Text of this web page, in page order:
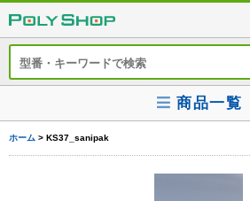
商品一覧
ホーム > KS37_sanipak